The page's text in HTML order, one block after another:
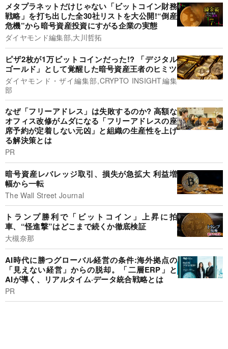
メタプラネットだけじゃない「ビットコイン財務
戦略」を打ち出した全30社リストを大公開!“倒産
危機”から暗号資産投資にすがる企業の実態
ダイヤモンド編集部,大川哲拓
ピザ2枚が1万ビットコインだった!? 「デジタル
ゴールド」として覚醒した暗号資産王者のヒミツ
ダイヤモンド・ザイ編集部,CRYPTO INSIGHT編集
部
なぜ「フリーアドレス」は失敗するのか? 高額な
オフィス改修がムダになる「フリーアドレスの座
席予約が定着しない元凶」と組織の生産性を上げ
る解決策とは
PR
暗号資産レバレッジ取引、損失が急拡大 利益増
幅から一転
The Wall Street Journal
トランプ勝利で「ビットコイン」上昇に拍
車、“怪進撃”はどこまで続くか徹底検証
大槻奈那
AI時代に勝つグローバル経営の条件:海外拠点の
「見えない経営」からの脱却。「二層ERP」と
AIが導く、リアルタイム·データ統合戦略とは
PR